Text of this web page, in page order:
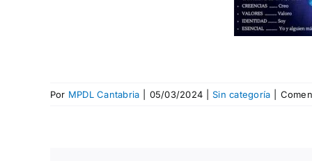
Por MPDL Cantabria 05/03/2024 Sin categoría